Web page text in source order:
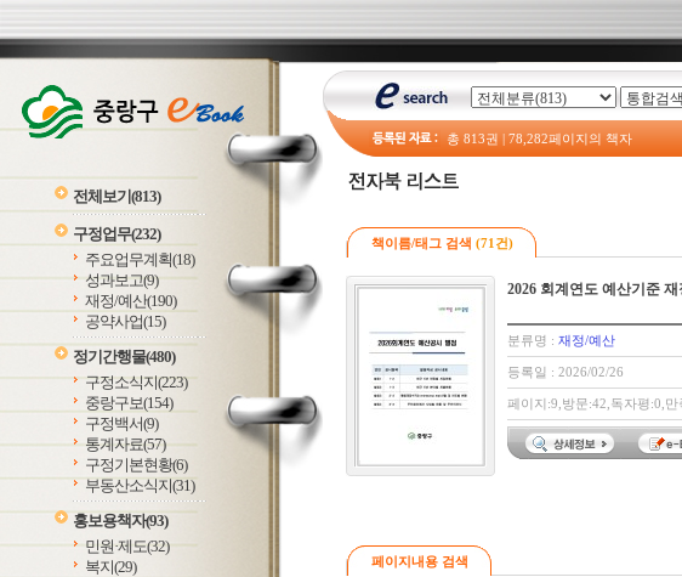
전체보기 (813)
구정업무(232)
주요업무계획(18)
성과보고(9)
재정/예산(190)
공약사업(15)
정기간행물(480)
구정소식지(223)
중랑구보(154)
구정백서(9)
통계자료(57)
구정기본현황(6)
부동산소식지(31)
홍보용책자(93)
민원·제도(32)
복지(29)
총 813권 | 78,282페이지의 책자
책이름/태그 검색(71건)
2026 회계연도 예산기준 재
분류명 :재정/예산
등록일 : 2026/02/26
페이지:9,방문:42,독자평:0,만
페이지내용 검색